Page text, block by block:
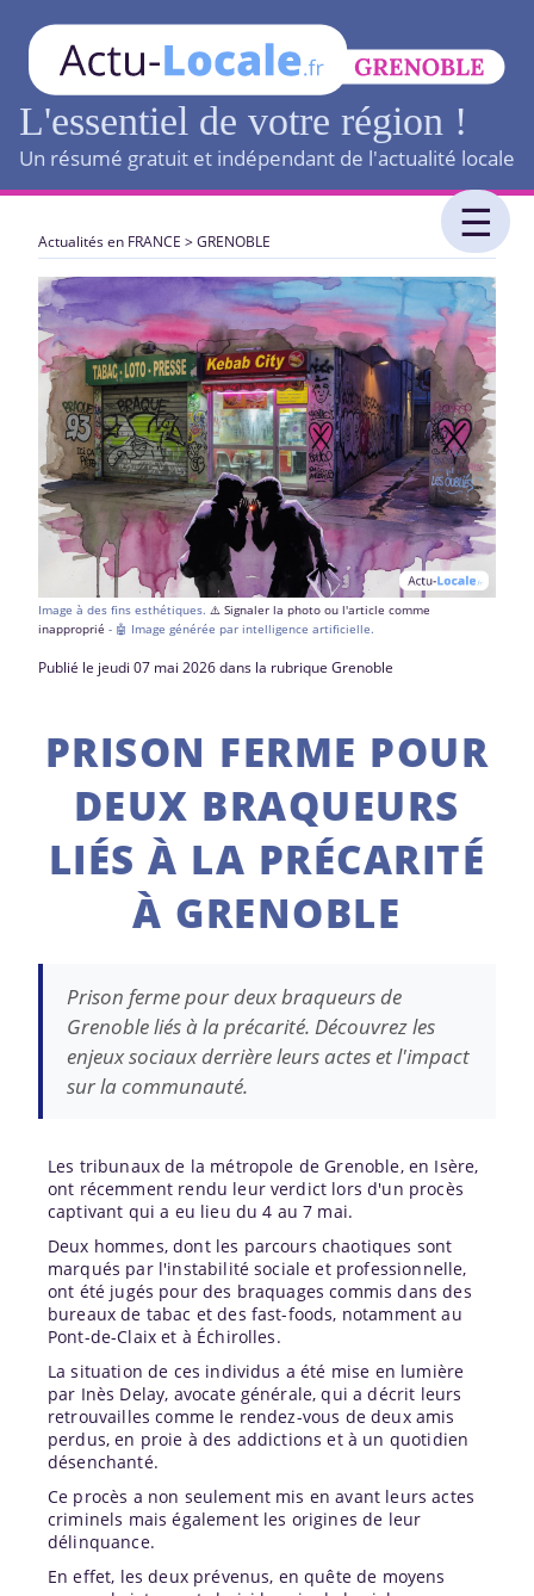
L'essentiel de votre région !
Un résumé gratuit et indépendant de l'actualité locale
Actualités en FRANCE >GRENOBLE
Image à des fins esthétiques. ⚠️ Signaler la photo ou l'article comme
inapproprié - 🤖 Image générée par intelligence artificielle.
Publié le jeudi 07 mai 2026 dans la rubrique Grenoble
PRISON FERME POUR
DEUX BRAQUEURS
LIÉS À LA PRÉCARITÉ
À GRENOBLE
Prison ferme pour deux braqueurs de
Grenoble liés à la précarité. Découvrez les
enjeux sociaux derrière leurs actes et l'impact
sur la communauté.
Les tribunaux de la métropole de Grenoble, en Isère,
ont récemment rendu leur verdict lors d'un procès
captivant qui a eu lieu du 4 au 7 mai.
Deux hommes, dont les parcours chaotiques sont
marqués par l'instabilité sociale et professionnelle,
ont été jugés pour des braquages commis dans des
bureaux de tabac et des fast-foods, notamment au
Pont-de-Claix et à Échirolles.
La situation de ces individus a été mise en lumière
par Inès Delay, avocate générale, qui a décrit leurs
retrouvailles comme le rendez-vous de deux amis
perdus, en proie à des addictions et à un quotidien
désenchanté.
Ce procès a non seulement mis en avant leurs actes
criminels mais également les origines de leur
délinquance.
En effet, les deux prévenus, en quête de moyens